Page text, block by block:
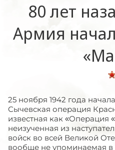
80 лет
Армия
25 ноября 1942 года
Сычевская операция
известная как «Операция
неизученная из
войск во всей Великой
вообще не упоминаемая в